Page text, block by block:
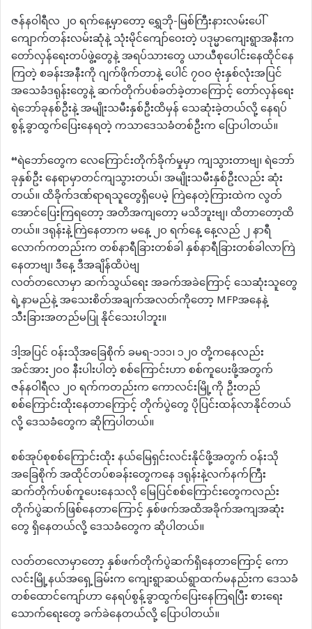
ဇန်နဝါရီလ ၂၀ ရက်နေ့မှာတော့ ရွှေဘို-မြစ်ကြီးနားလမ်းပေါ်
ကျောက်တန်းလမ်းဆုံနဲ့ သုံးမိုင်ကျော်ဝေးတဲ့ ပဒုမ္မာကျေးရွာအနီးက
တော်လှန်ရေးတပ်ဖွဲ့တွေနဲ့ အရပ်သားတွေ ယာယီစုပေါင်းနေထိုင်နေ
ကြတဲ့ စခန်းအနီးကို ဂျက်ဖိုက်တာနဲ့ ပေါင် ၇၀၀ ဗုံးနှစ်လုံးအပြင်
အသေခံဒရုန်းတွေနဲ့ ဆက်တိုက်ပစ်ခတ်ခဲ့တာကြောင့် တော်လှန်ရေး
ရဲဘော်ခုနစ်ဦးနဲ့ အမျိုးသမီးနှစ်ဦးထိမှန် သေဆုံးခဲ့တယ်လို့ နေရပ်
စွန့်ခွာထွက်ပြေးနေရတဲ့ ကသာဒေသခံတစ်ဦးက ပြောပါတယ်။
“ရဲဘော်တွေက လေကြောင်းတိုက်ခိုက်မှုမှာ ကျသွားတာဗျ၊ ရဲဘော်
ခုနှစ်ဦး နေရာမှာတင်ကျသွားတယ်၊ အမျိုးသမီးနှစ်ဦးလည်း ဆုံး
တယ်။ ထိခိုက်ဒဏ်ရာရသူတွေရှိပေမဲ့ ကြဲနေတဲ့ကြားထဲက လွတ်
အောင်ပြေးကြရတော့ အတိအကျတော့ မသိဘူးဗျ၊ ထိတာတော့ထိ
တယ်။ ဒရုန်းနဲ့ကြဲနေတာက မနေ့ ၂၀ ရက်နေ့ နေ့လည် ၂ နာရီ
လောက်ကတည်းက တစ်နာရီခြားတစ်ခါ နှစ်နာရီခြားတစ်ခါလာကြဲ
နေတာဗျ၊ ဒီနေ့ ဒီအချိန်ထိပဲဗျ
လတ်တလောမှာ ဆက်သွယ်ရေး အခက်အခဲကြောင့် သေဆုံးသူတွေ
ရဲ့နာမည်နဲ့ အသေးစိတ်အချက်အလတ်ကိုတော့ MFPအနေနဲ့
သီးခြားအတည်မပြု နိုင်သေးပါဘူး။
ဒါ့အပြင် ဝန်းသိုအခြေစိုက် ခမရ-၁၁၁၊ ၁၂၀ တို့ကနေလည်း
အင်အား၂၀၀ နီးပါးပါတဲ့ စစ်ကြောင်းဟာ စစ်ကူပေးဖို့အတွက်
ဇန်နဝါရီလ ၂၀ ရက်ကတည်းက ကောလင်းမြို့ကို ဦးတည်
စစ်ကြောင်းထိုးနေတာကြောင့် တိုက်ပွဲတွေ ပိုပြင်းထန်လာနိုင်တယ်
လို့ ဒေသခံတွေက ဆိုကြပါတယ်။
စစ်အုပ်စုစစ်ကြောင်းထိုး နယ်မြေရှင်းလင်းနိုင်ဖို့အတွက် ဝန်းသို
အခြေစိုက် အထိုင်တပ်စခန်းတွေကနေ ဒရုန်းနဲ့လက်နက်ကြီး
ဆက်တိုက်ပစ်ကူပေးနေသလို မြေပြင်စစ်ကြောင်းတွေကလည်း
တိုက်ပွဲဆက်ဖြစ်နေတာကြောင့် နှစ်ဖက်အထိအခိုက်အကျအဆုံး
တွေ ရှိနေတယ်လို့ ဒေသခံတွေက ဆိုပါတယ်။
လတ်တလောမှာတော့ နှစ်ဖက်တိုက်ပွဲဆက်ရှိနေတာကြောင့် ကော
လင်းမြို့နယ်အရှေ့ခြမ်းက ကျေးရွာဆယ်ရွာထက်မနည်းက ဒေသခံ
တစ်ထောင်ကျော်ဟာ နေရပ်စွန့်ခွာထွက်ပြေးနေကြရပြီး စားရေး
သောက်ရေးတွေ ခက်ခဲနေတယ်လို့ ပြောပါတယ်။